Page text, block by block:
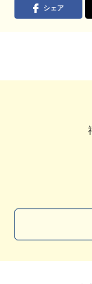
シェア